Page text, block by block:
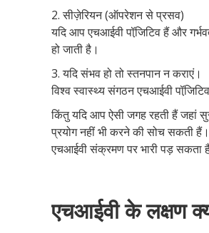
2. सीज़ेरियन (ऑपरेशन से प्रसव)
यदि आप एचआईवी पॉजि़टिव हैं और
हो जाती है।
3. यदि संभव हो तो स्तनपान न कराएं।
विश्व स्वास्थ्य संगठन एचआईवी
किंतु यदि आप ऐसी जगह रहती हैं जहां
प्रयोग नहीं भी करने की सोच सकती हैं।
एचआईवी संक्रमण पर भारी पड़ सकता
एचआईवी के लक्षण